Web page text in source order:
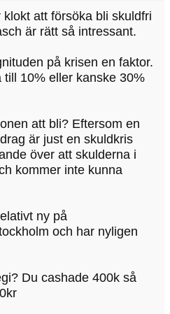
att försöka bli skuldfri
är rätt så intressant.
på krisen en faktor.
10% eller kanske 30%
att bli? Eftersom en
är just en skuldkris
över att skulderna i
kommer inte kunna
ny på
och har nyligen
Du cashade 400k så